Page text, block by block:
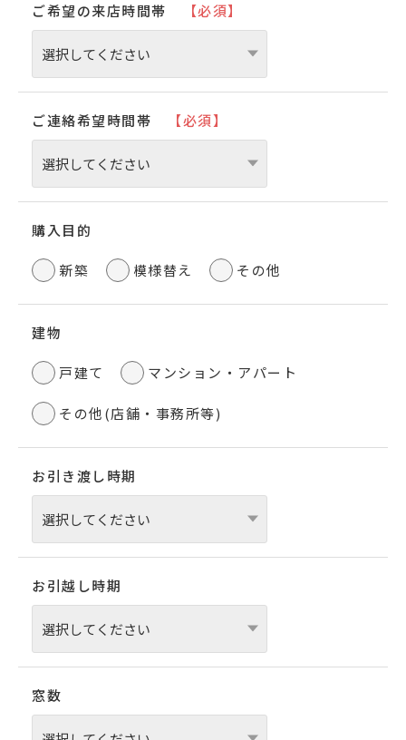
ご希望の来店時間帯 【必須】
ご連絡希望時間帯 【必須】
購入目的
新築 模様替え その他
建物
戸建て マンション・アパート
その他(店舗・事務所等)
お引き渡し時期
お引越し時期
窓数